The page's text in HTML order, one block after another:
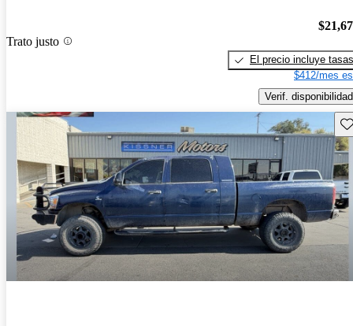
Trato justo
El precio incluye tasas
$412/mes
Verif. disponibilidad